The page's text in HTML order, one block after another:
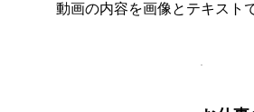
動画の内容を画像とテキスト